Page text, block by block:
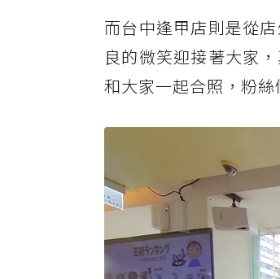
而台中逢甲店則是從
良的微笑迎接著大家
和大家一起合照，粉絲